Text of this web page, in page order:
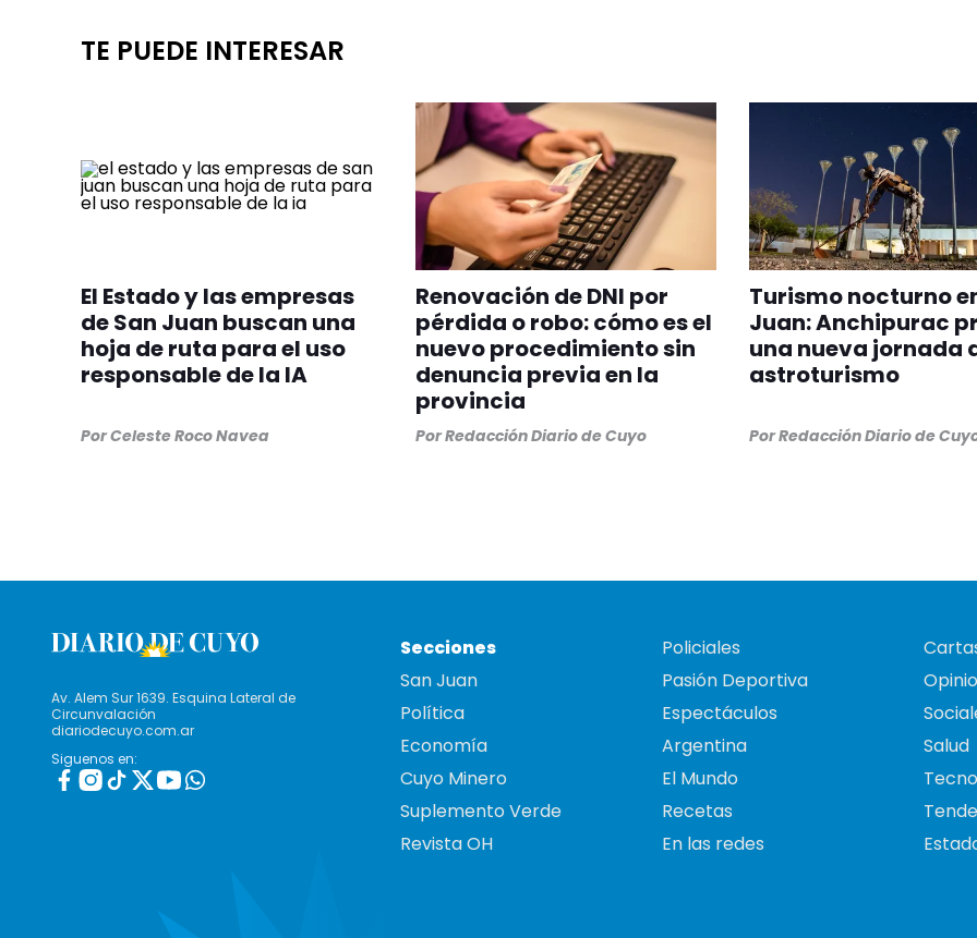
TE PUEDE INTERESAR
El Estado y las empresas
de San Juan buscan una
hoja de ruta para el uso
responsable de la IA
PorCeleste Roco Navea
Renovación de DNI por
pérdida o robo: cómo es el
nuevo procedimiento sin
denuncia previa en la
provincia
PorRedacción Diario de Cuyo
Turismo nocturno
Juan: Anchipurac
una nueva jornada
astroturismo
PorRedacción Diario de
Av. Alem Sur 1639. Esquina Lateral de
Circunvalación
diariodecuyo.com.ar
Siguenos en:
Secciones
San Juan
Política
Economía
Cuyo Minero
Suplemento Verde
Revista OH
Policiales
Pasión Deportiva
Espectáculos
Argentina
El Mundo
Recetas
En las redes
Salud